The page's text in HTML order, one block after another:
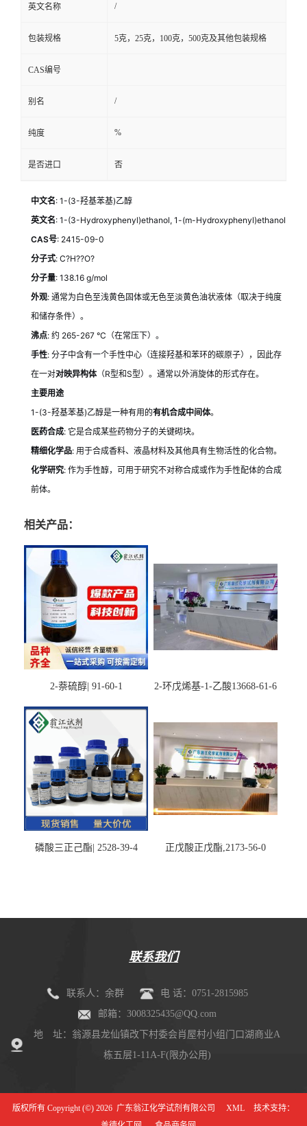
英文名称 /
包装规格 5克，25克，100克，500克及其他包装规格
CAS编号
别名 /
纯度 %
是否进口 否
中文名: 1-(3-羟基苯基)乙醇
英文名: 1-(3-Hydroxyphenyl)ethanol, 1-(m-Hydroxyphenyl)ethanol
CAS号: 2415-09-0
分子式: C?H??O?
分子量: 138.16 g/mol
外观: 通常为白色至浅黄色固体或无色至淡黄色油状液体（取决于纯度
和储存条件）。
沸点: 约 265-267 °C（在常压下）。
手性: 分子中含有一个手性中心（连接羟基和苯环的碳原子），因此存
在一对对映异构体 （R型和S型）。通常以外消旋体的形式存在。
主要用途
1-(3-羟基苯基)乙醇是一种有用的有机合成中间体。
医药合成: 它是合成某些药物分子的关键砌块。
精细化学品: 用于合成香料、液晶材料及其他具有生物活性的化合物。
化学研究: 作为手性醇，可用于研究不对称合成或作为手性配体的合成
前体。
相关产品：
2-萘硫醇| 91-60-1 2-环戊烯基-1-乙酸13668-61-6
磷酸三正己酯| 2528-39-4 正戊酸正戊酯,2173-56-0
联系我们
联系人：余群
电 话：0751-2815985
邮箱：3008325435@QQ.com
地 址：翁源县龙仙镇改下村委会肖屋村小组门口湖商业A
栋五层1-11A-F(限办公用)
版权所有 Copyright (©) 2026 广东翁江化学试剂有限公司 XML
技术支持：